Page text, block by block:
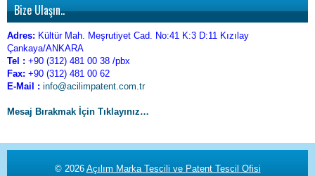
Bize Ulaşın..
Adres: Kültür Mah. Meşrutiyet Cad. No:41 K:3 D:11 Kızılay
Çankaya/ANKARA
Tel : +90 (312) 481 00 38 /pbx
Fax: +90 (312) 481 00 62
E-Mail : info@acilimpatent.com.tr
Mesaj Bırakmak İçin Tıklayınız…
© 2026 Açılım Marka Tescili ve Patent Tescil Ofisi